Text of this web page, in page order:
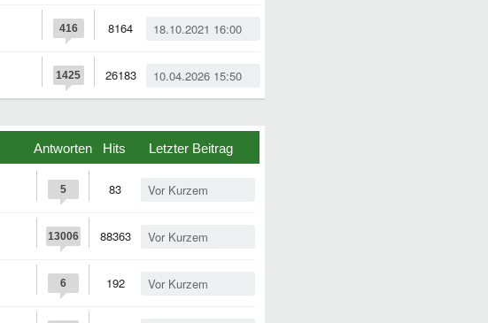
18.10.2021 16:00
8164
416
10.04.2026 15:50
26183
1425
Hits
Antworten Letzter Beitrag
Vor Kurzem
83
5
Vor Kurzem
88363
13006
Vor Kurzem
192
6